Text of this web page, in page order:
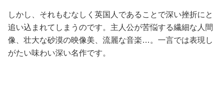
しかし、それもむなしく英国人であることで深い挫折にと
追い込まれてしまうのです。主人公が苦悩する繊細な人間
像、壮大な砂漠の映像美、流麗な音楽…。一言では表現し
がたい味わい深い名作です。